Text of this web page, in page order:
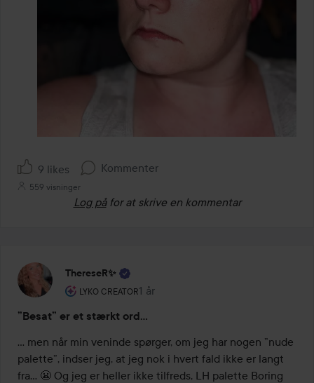
9 likes Kommenter
559 visninger
Log på for at skrive en kommentar
ThereseR✨
LYKO CREATOR
Brugerens rolle: Lyko Creator.
1 år
Posten blev oprettet 1 år
”Besat” er et stærkt ord…
… men når min veninde spørger, om jeg har nogen ”nude
palette”, indser jeg, at jeg nok i hvert fald ikke er langt
fra… 😬 Og jeg er heller ikke tilfreds, LH palette Boring